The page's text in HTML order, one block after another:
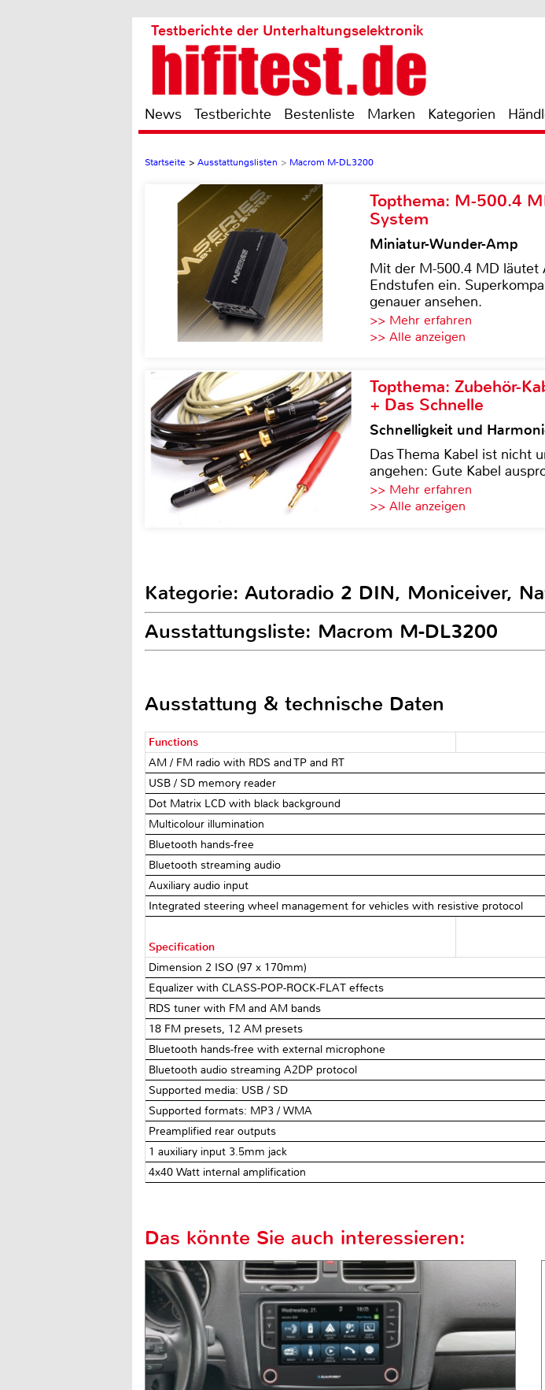
Testberichte der Unterhaltungselektronik
News Testberichte Bestenliste Marken Kategorien
Startseite > Ausstattungslisten > Macrom M-DL3200
Topthema: M-500.4
System
Miniatur-Wunder-Amp
Mit der M-500.4 MD läutet
Endstufen ein.
genauer ansehen.
>> Mehr erfahren
>> Alle anzeigen
Topthema: Zubehör-
+ Das Schnelle
Schnelligkeit und
Das Thema Kabel ist nicht
angehen: Gute Kabel
>> Mehr erfahren
>> Alle anzeigen
Kategorie: Autoradio 2 DIN, Moniceiver,
Ausstattungsliste: Macrom M-DL3200
Ausstattung & technische Daten
Functions
AM / FM radio with RDS and TP and RT
USB / SD memory reader
Dot Matrix LCD with black background
Multicolour illumination
Bluetooth hands-free
Bluetooth streaming audio
Auxiliary audio input
Integrated steering wheel management for vehicles with resistive protocol
Specification
Dimension 2 ISO (97 x 170mm)
Equalizer with CLASS-POP-ROCK-FLAT effects
RDS tuner with FM and AM bands
18 FM presets, 12 AM presets
Bluetooth hands-free with external microphone
Bluetooth audio streaming A2DP protocol
Supported media: USB / SD
Supported formats: MP3 / WMA
Preamplified rear outputs
1 auxiliary input 3.5mm jack
4x40 Watt internal amplification
Das könnte Sie auch interessieren: